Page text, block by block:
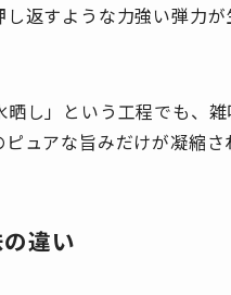
返すような力強い弾力
し」という工程でも、
ュアな旨みだけが凝縮さ
違い